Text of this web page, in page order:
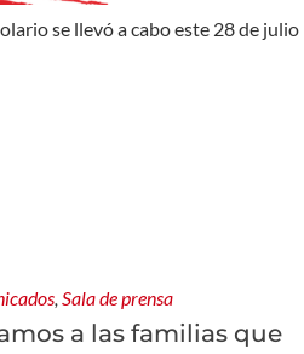
se llevó a cabo este 28 de julio
, Sala de prensa
a las familias que